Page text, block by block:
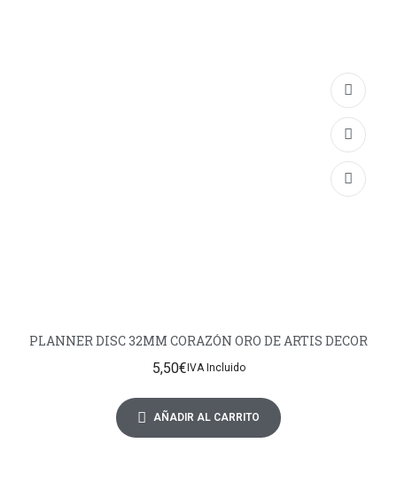
PLANNER DISC 32MM CORAZÓN ORO DE ARTIS DECOR
5,50€ IVA Incluido
AÑADIR AL CARRITO